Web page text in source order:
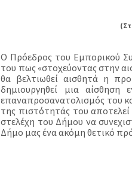
Ο Πρόεδρος του Εμπορικού
του πως «στοχεύοντας στην
θα βελτιωθεί αισθητά η
δημιουργηθεί μια αίσθηση
επαναπροσανατολισμός του
της πιστότητάς του
στελέχη του Δήμου να
Δήμο μας ένα ακόμη θετικό